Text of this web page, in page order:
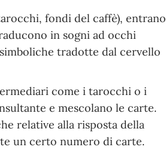
fondi del caffè), entrano
in sogni ad occhi
tradotte dal cervello
come i tarocchi o i
e mescolano le carte.
relative alla risposta della
un certo numero di carte.